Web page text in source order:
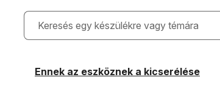
Gépelés közben megjelennek a
Ennek az eszköznek a kicserélése